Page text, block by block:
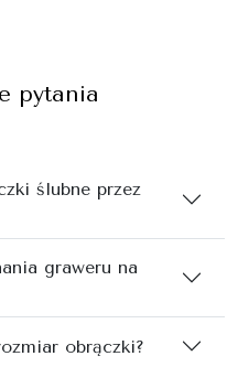
pytania
ślubne przez
graweru na
obrączki?